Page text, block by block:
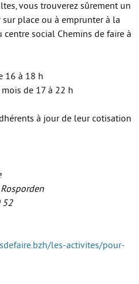
parents
vous trouverez sûrement un
place ou à emprunter à la
centre social Chemins de faire à
16 à 18 h
de 17 à 22 h
à jour de leur cotisation
52
les-activites/pour-